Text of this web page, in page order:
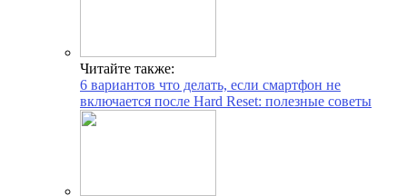
Читайте также:
6 вариантов что делать, если смартфон не
включается после Hard Reset: полезные советы